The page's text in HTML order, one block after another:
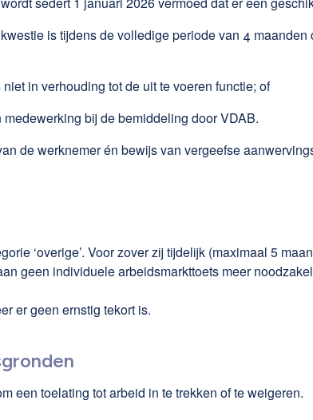
is tijdens de volledige periode van 4
in verhouding tot de uit te voeren functie; of
bij de bemiddeling door VDAB.
de werknemer én bewijs van vergeefse
‘overige’. Voor zover zij tijdelijk (maximaal 5
geen individuele arbeidsmarkttoets meer
er geen ernstig tekort is.
een toelating tot arbeid in te trekken of te weigeren.